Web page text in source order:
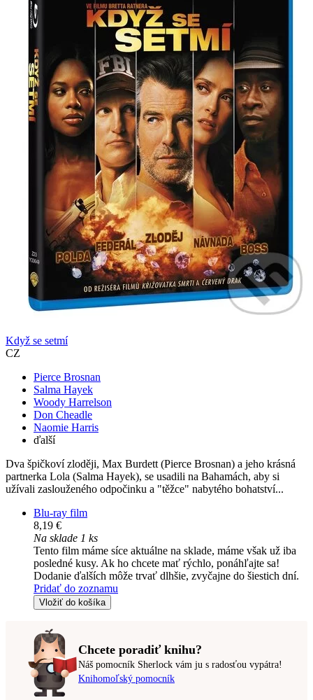
Když se setmí
CZ
Pierce Brosnan
Salma Hayek
Woody Harrelson
Don Cheadle
Naomie Harris
ďalší
Dva špičkoví zloději, Max Burdett (Pierce Brosnan) a jeho krásná
partnerka Lola (Salma Hayek), se usadili na Bahamách, aby si
užívali zaslouženého odpočinku a "těžce" nabytého bohatství...
Blu-ray film
8,19 €
Na sklade 1 ks
Tento film máme síce aktuálne na sklade, máme však už iba
posledné kusy. Ak ho chcete mať rýchlo, ponáhľajte sa!
Dodanie ďalších môže trvať dlhšie, zvyčajne do šiestich dní.
Pridať do zoznamu
Vložiť do košíka
Chcete poradiť knihu?
Náš pomocník Sherlock vám ju s radosťou vypátra!
Knihomoľský pomocník